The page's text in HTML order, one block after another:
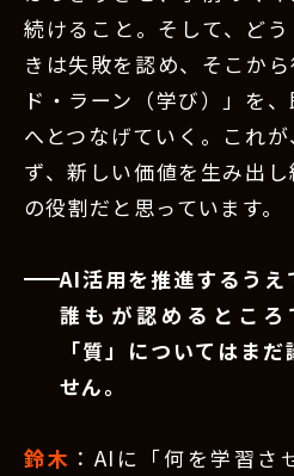
続けること。そして、ど
きは失敗を認め、そこか
ド・ラーン（学び）」を
へとつなげていく。これ
ず、新しい価値を生み出
の役割だと思っています。
AI活用を推進するう
誰もが認めるとこ
「質」についてはま
せん。
鈴木 ：AIに「何を学習さ